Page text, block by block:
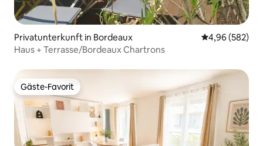
Privatunterkunft in Bordeaux
4,96 (582)
Haus + Terrasse/Bordeaux Chartrons
Gäste-Favorit
Gäste-Favorit